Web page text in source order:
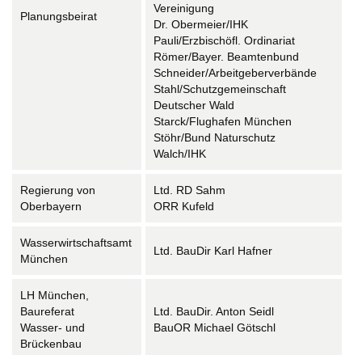
Planungsbeirat
Vereinigung
Dr. Obermeier/IHK
Pauli/Erzbischöfl. Ordinariat
Römer/Bayer. Beamtenbund
Schneider/Arbeitgeberverbände
Stahl/Schutzgemeinschaft
Deutscher Wald
Starck/Flughafen München
Stöhr/Bund Naturschutz
Walch/IHK
Regierung von
Oberbayern
Ltd. RD Sahm
ORR Kufeld
Wasserwirtschaftsamt
München
Ltd. BauDir Karl Hafner
LH München,
Baureferat
Wasser- und
Brückenbau
Ltd. BauDir. Anton Seidl
BauOR Michael Götschl